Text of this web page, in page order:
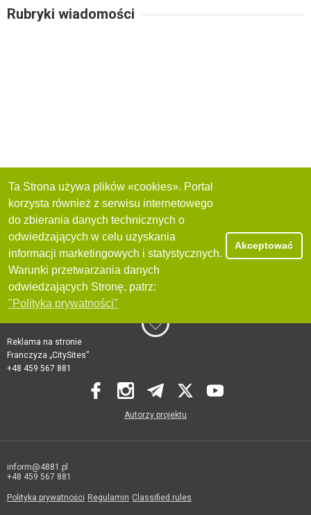
Rubryki wiadomości
Ta Strona używa plików «cookies». Portal
korzysta również z serwisu internetowego
do zbierania danych technicznych o
odwiedzających w celu uzyskania
informacji marketingowych i statystycznych.
Warunki przetwarzania danych
odwiedzających Stronę, patrz:
"Polityka prywatności"
Akceptować
Reklama na stronie
Franczyza „CitySites”
+48 459 567 881
Autorzy projektu
inform@4881.pl
+48 459 567 881
Polityka prywatności Regulamin Classified rules